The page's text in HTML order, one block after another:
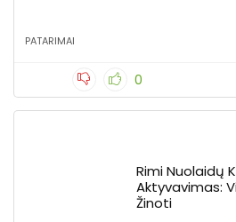
PATARIMAI
0
Rimi Nuolaidų
Aktyvavimas:
Žinoti